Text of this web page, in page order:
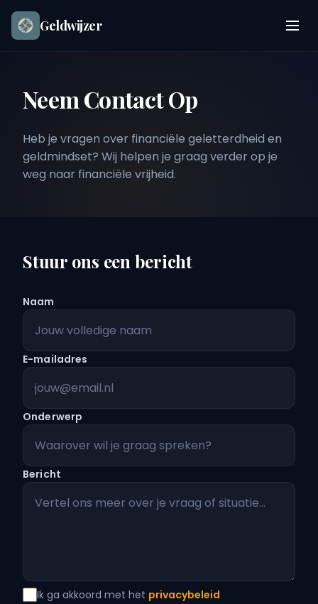
Geldwijzer
Neem Contact Op
Heb je vragen over financiële geletterdheid en
geldmindset? Wij helpen je graag verder op je
weg naar financiële vrijheid.
Stuur ons een bericht
Naam
E-mailadres
Onderwerp
Bericht
Ik ga akkoord met het privacybeleid